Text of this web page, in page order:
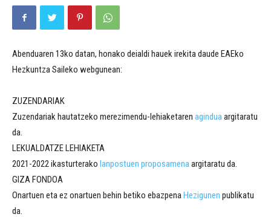
Abenduaren 13ko datan, honako deialdi hauek irekita daude EAEko
Hezkuntza Saileko webgunean:
ZUZENDARIAK
Zuzendariak hautatzeko merezimendu-lehiaketaren aginduaargitaratu
da.
LEKUALDATZE LEHIAKETA
2021-2022 ikasturterako lanpostuen proposamenaargitaratu da.
GIZA FONDOA
Onartuen eta ez onartuen behin betiko ebazpenaHezigunen publikatu
da.